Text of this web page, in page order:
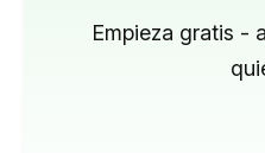
Empieza gratis -